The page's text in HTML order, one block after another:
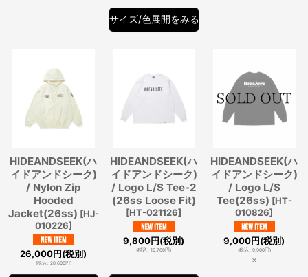
サイズ/色展開をみる
HIDEANDSEEK(ハ
イドアンドシーク)
/ Nylon Zip
Hooded
Jacket(26ss) [HJ-
010226]
26,000円(税別)
(税込: 28,600円)
HIDEANDSEEK(ハ
イドアンドシーク)
/ Logo L/S Tee-2
(26ss Loose Fit)
[HT-021126]
9,800円(税別)
(税込: 10,780円)
HIDEANDSEEK(ハ
イドアンドシーク)
/ Logo L/S
Tee(26ss) [HT-
010826]
9,000円(税別)
(税込: 9,900円)
×